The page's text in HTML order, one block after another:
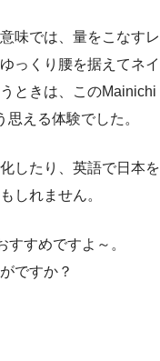
味では、量をこなすレ
っくり腰を据えてネイ
ときは、このMainichi
える体験でした。
したり、英語で日本を
しれません。
すすめですよ～。
ですか？